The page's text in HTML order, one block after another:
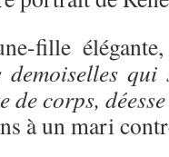
fille élégante,
demoiselles
de corps,
à un mari